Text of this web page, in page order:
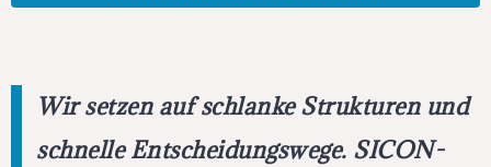
Wir setzen auf schlanke Strukturen und
schnelle Entscheidungswege. SICON-